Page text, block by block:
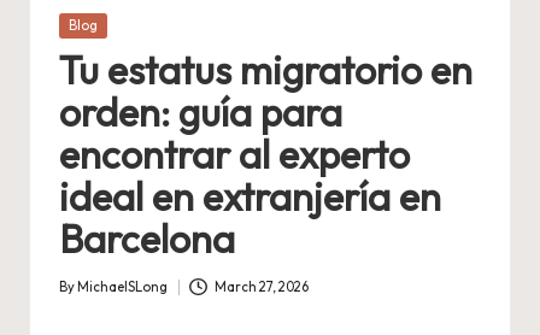
Posted
Blog
Tu estatus migratorio en
orden: guía para
encontrar al experto
ideal en extranjería en
Barcelona
Posted
By MichaelSLong March 27, 2026